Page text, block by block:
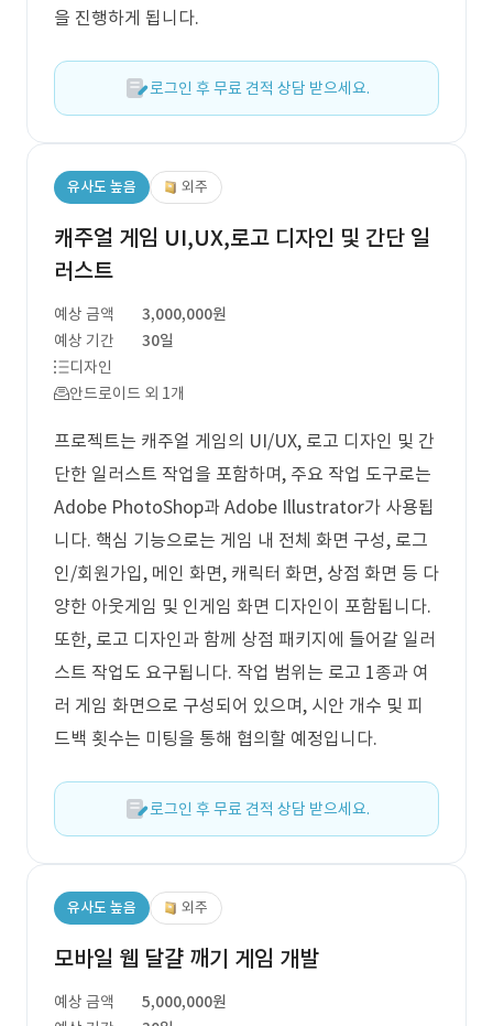
을 진행하게 됩니다.
로그인 후 무료 견적 상담 받으세요.
유사도 높음 외주
캐주얼 게임 UI,UX,로고 디자인 및 간단 일
러스트
예상 금액
3,000,000원
예상 기간
30일
디자인
안드로이드 외 1개
프로젝트는 캐주얼 게임의 UI/UX, 로고 디자인 및 간
단한 일러스트 작업을 포함하며, 주요 작업 도구로는
Adobe PhotoShop과 Adobe Illustrator가 사용됩
니다. 핵심 기능으로는 게임 내 전체 화면 구성, 로그
인/회원가입, 메인 화면, 캐릭터 화면, 상점 화면 등 다
양한 아웃게임 및 인게임 화면 디자인이 포함됩니다.
또한, 로고 디자인과 함께 상점 패키지에 들어갈 일러
스트 작업도 요구됩니다. 작업 범위는 로고 1종과 여
러 게임 화면으로 구성되어 있으며, 시안 개수 및 피
드백 횟수는 미팅을 통해 협의할 예정입니다.
로그인 후 무료 견적 상담 받으세요.
유사도 높음 외주
모바일 웹 달걀 깨기 게임 개발
예상 금액
5,000,000원